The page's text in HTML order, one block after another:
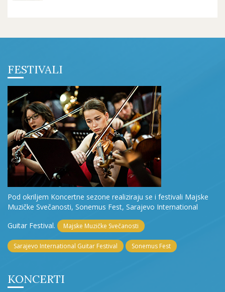
FESTIVALI
Pod okriljem Koncertne sezone realiziraju se i festivali Majske
Muzičke Svečanosti, Sonemus Fest, Sarajevo International
Guitar Festival.
Majske Muzičke Svečanosti
Sarajevo International Guitar Festival Sonemus Fest
KONCERTI